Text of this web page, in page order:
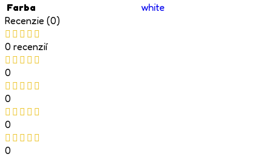
Farba
white
Recenzie (0)
0 recenzií
0
0
0
0